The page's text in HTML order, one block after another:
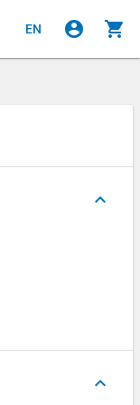
EN account_circle shopping_cart
keyboard_arrow_up
keyboard_arrow_up